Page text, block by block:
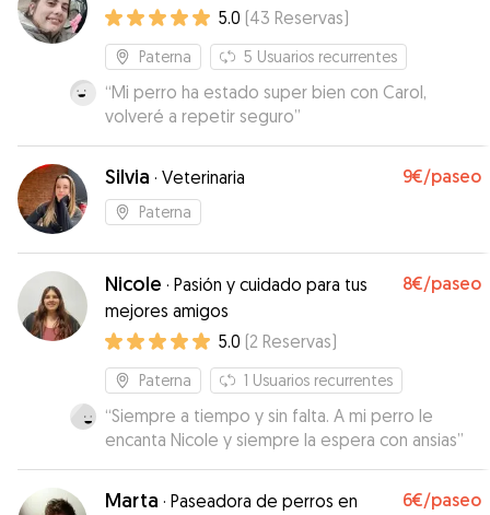
5.0 (43 Reservas)
Paterna 5 Usuarios recurrentes
“Mi perro ha estado super bien con Carol,
volveré a repetir seguro”
Silvia · Veterinaria 9€/paseo
Paterna
Nicole · Pasión y cuidado para tus
mejores amigos
8€/paseo
5.0 (2 Reservas)
Paterna 1 Usuarios recurrentes
“Siempre a tiempo y sin falta. A mi perro le
encanta Nicole y siempre la espera con ansias”
Marta · Paseadora de perros en
6€/paseo